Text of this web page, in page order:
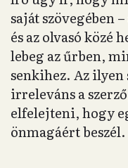
saját szövegében
és az olvasó közé
lebeg az űrben,
senkihez. Az ilyen
irreleváns a
elfelejteni, hogy
önmagáért beszél.